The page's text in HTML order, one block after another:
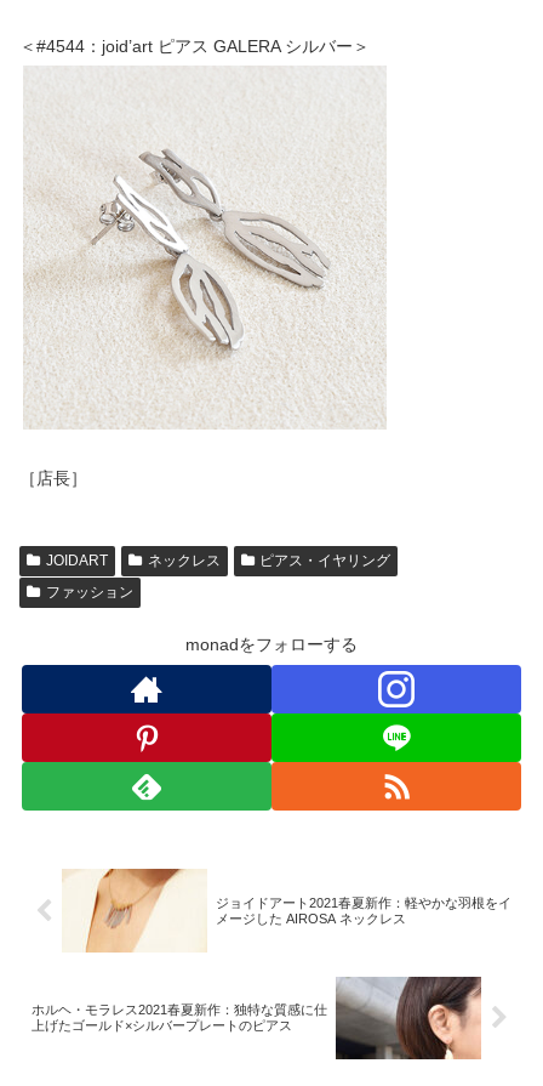
＜#4544：joid’art ピアス GALERA シルバー＞
［店長］
JOIDART ネックレス
ピアス・イヤリング
ファッション
monadをフォローする
ジョイドアート2021春夏新作：軽やかな羽根をイ
メージした AIROSA ネックレス
ホルヘ・モラレス2021春夏新作：独特な質感に仕
上げたゴールド×シルバープレートのピアス